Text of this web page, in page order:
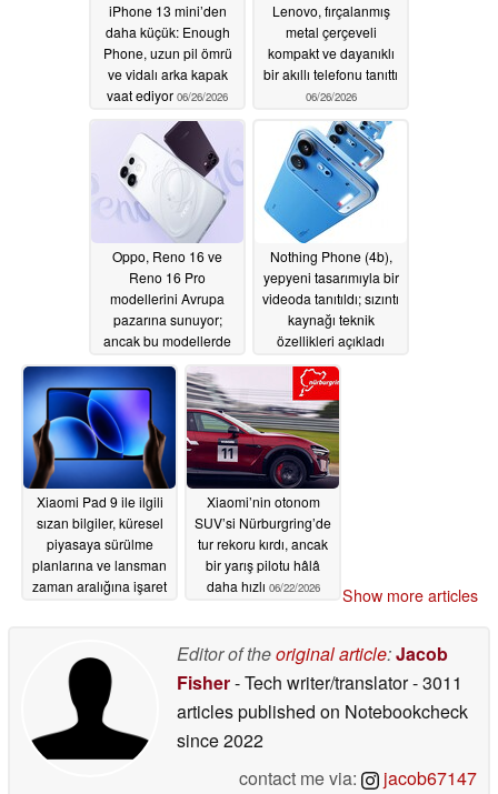
iPhone 13 mini’den
daha küçük: Enough
Phone, uzun pil ömrü
ve vidalı arka kapak
vaat ediyor 06/26/2026
Lenovo, fırçalanmış
metal çerçeveli
kompakt ve dayanıklı
bir akıllı telefonu tanıttı
06/26/2026
Oppo, Reno 16 ve
Reno 16 Pro
modellerini Avrupa
pazarına sunuyor;
ancak bu modellerde
piller bulunuyor
06/26/2026
Nothing Phone (4b),
yepyeni tasarımıyla bir
videoda tanıtıldı; sızıntı
kaynağı teknik
özellikleri açıkladı
06/25/2026
Xiaomi Pad 9 ile ilgili
sızan bilgiler, küresel
piyasaya sürülme
planlarına ve lansman
zaman aralığına işaret
Xiaomi’nin otonom
SUV’si Nürburgring’de
tur rekoru kırdı, ancak
bir yarış pilotu hâlâ
daha hızlı 06/22/2026 Show more articles
Editor of theoriginal article:Jacob
Fisher- Tech writer/translator- 3011
articles published on Notebookcheck
since 2022
contact me via:
jacob67147